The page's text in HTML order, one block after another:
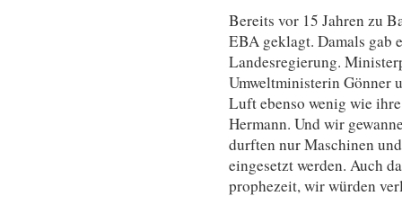
Bereits vor 15 Jahren zu
EBA geklagt. Damals gab
Landesregierung.
Umweltministerin Gönner
Luft ebenso wenig wie
Hermann. Und wir
durften nur Maschinen
eingesetzt werden. Auch
prophezeit, wir würden